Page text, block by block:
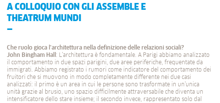
A COLLOQUIO CON GLI ASSEMBLE E
THEATRUM MUNDI
Che ruolo gioca l’architettura nella definizione delle relazioni sociali?
John Bingham Hall : L’architettura è fondamentale. A Parigi abbiamo analizzato
il comportamento in due spazi parigini, due aree periferiche, frequentate da
immigrati. Abbiamo registrato i rumori come indicatore del comportamento dei
fruitori che si muovono in modo completamente differente nei due casi
analizzati: il primo è un area in cui le persone sono trasformate in un’unica
unità grazie al brusio, uno spazio difficilmente attraversabile che diventa un
intensificatore dello stare insieme; il secondo invece, rappresentato solo dal